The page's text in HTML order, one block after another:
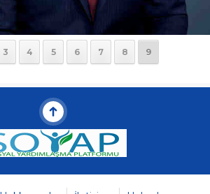
3 4 5 6 7 8 9
Cevap Yaz